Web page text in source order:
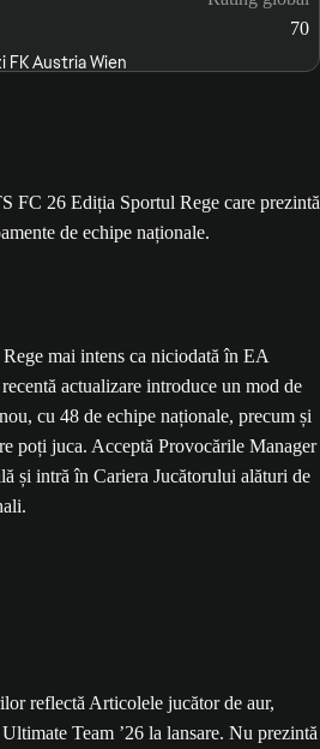
70
FK Austria Wien
mai intens ca niciodată în EA
actualizare introduce un mod de
cu 48 de echipe naționale, precum și
poți juca. Acceptă Provocările Manager
și intră în Cariera Jucătorului alături de
reflectă Articolele jucător de aur,
Team ’26 la lansare. Nu prezintă